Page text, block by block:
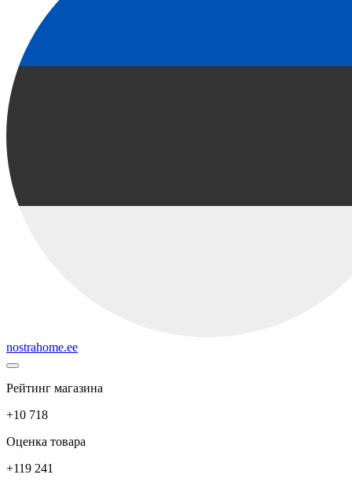
nostrahome.ee
Рейтинг магазина
+10 718
Оценка товара
+119 241